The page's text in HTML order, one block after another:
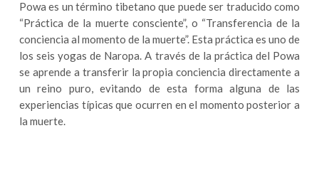
Powa es un término tibetano que puede ser traducido como
“Práctica de la muerte consciente”, o “Transferencia de la
conciencia al momento de la muerte”. Esta práctica es uno de
los seis yogas de Naropa. A través de la práctica del Powa
se aprende a transferir la propia conciencia directamente a
un reino puro, evitando de esta forma alguna de las
experiencias típicas que ocurren en el momento posterior a
la muerte.